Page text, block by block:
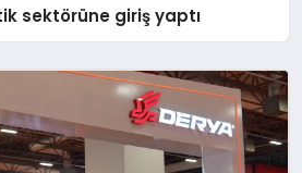
sektörüne giriş yaptı